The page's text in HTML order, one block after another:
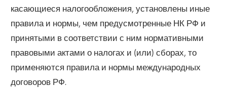
касающиеся налогообложения, установлены иные
правила и нормы, чем предусмотренные НК РФ и
принятыми в соответствии с ним нормативными
правовыми актами о налогах и (или) сборах, то
применяются правила и нормы международных
договоров РФ.